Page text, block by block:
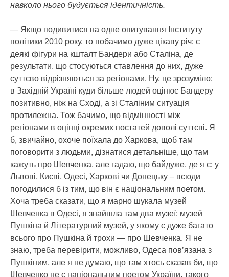
навколо нього будується ідентичність.
— Якщо подивитися на одне опитування Інституту
політики 2010 року, то побачимо дуже цікаву річ: є
деякі фігури на кшталт Бандери або Сталіна, де
результати, що стосуються ставлення до них, дуже
суттєво відрізняються за регіонами. Ну, це зрозуміло:
в Західній Україні куди більше людей оцінює Бандеру
позитивно, ніж на Сході, а зі Сталіним ситуація
протилежна. Тож бачимо, що відмінності між
регіонами в оцінці окремих постатей доволі суттєві. Я
б, звичайно, охоче поїхала до Харкова, щоб там
поговорити з людьми, дізнатися детальніше, що там
кажуть про Шевченка, але гадаю, що байдуже, де я є: у
Львові, Києві, Одесі, Харкові чи Донецьку – всюди
погодилися б із тим, що він є національним поетом.
Хоча треба сказати, що я марно шукала музей
Шевченка в Одесі, я знайшла там два музеї: музей
Пушкіна й Літературний музей, у якому є дуже багато
всього про Пушкіна й трохи — про Шевченка. Я не
знаю, треба перевірити, можливо, Одеса пов’язана з
Пушкіним, але я не думаю, що там хтось сказав би, що
Шевченко не є національним поетом України, такого